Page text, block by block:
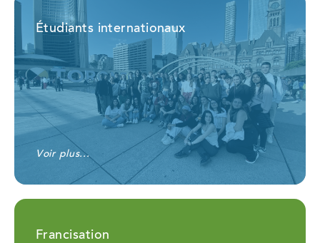
Étudiants internationaux
Voir plus...
Francisation